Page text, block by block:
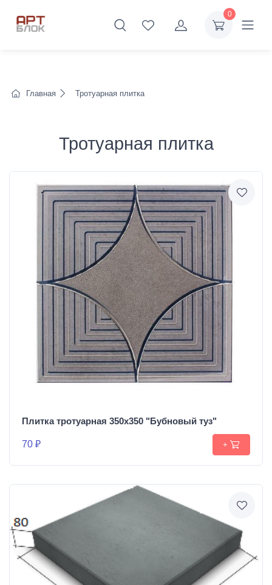
0
Главная Тротуарная плитка
Тротуарная плитка
Плитка тротуарная 350х350 "Бубновый туз"
70 ₽ +